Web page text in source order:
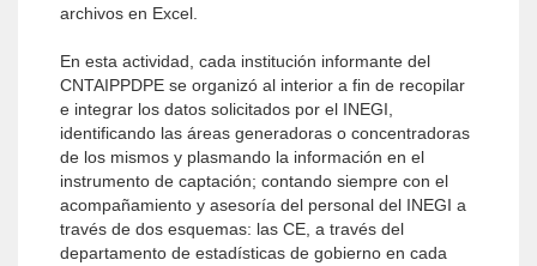
archivos en Excel.
En esta actividad, cada institución informante del
CNTAIPPDPE se organizó al interior a fin de recopilar
e integrar los datos solicitados por el INEGI,
identificando las áreas generadoras o concentradoras
de los mismos y plasmando la información en el
instrumento de captación; contando siempre con el
acompañamiento y asesoría del personal del INEGI a
través de dos esquemas: las CE, a través del
departamento de estadísticas de gobierno en cada